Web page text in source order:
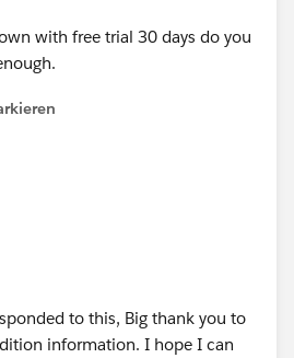
with free trial 30 days do you
to this, Big thank you to
information. I hope I can